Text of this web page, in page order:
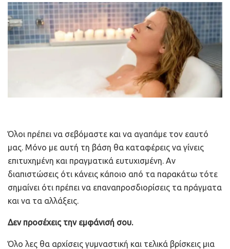
Όλοι πρέπει να σεβόμαστε και να αγαπάμε τον εαυτό
μας. Μόνο με αυτή τη βάση θα καταφέρεις να γίνεις
επιτυχημένη και πραγματικά ευτυχισμένη. Αν
διαπιστώσεις ότι κάνεις κάποιο από τα παρακάτω τότε
σημαίνει ότι πρέπει να επαναπροσδιορίσεις τα πράγματα
και να τα αλλάξεις.
Δεν προσέχεις την εμφάνισή σου.
Όλο λες θα αρχίσεις γυμναστική και τελικά βρίσκεις μια